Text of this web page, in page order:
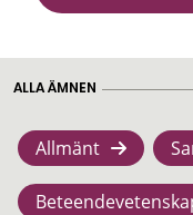
ALLA ÄMNEN
Allmänt